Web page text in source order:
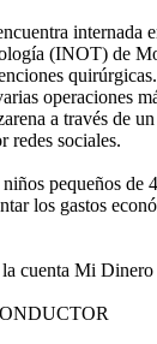
internada
(INOT) de
operaciones
a través de
redes sociales.
pequeños de
los gastos
la cuenta Mi